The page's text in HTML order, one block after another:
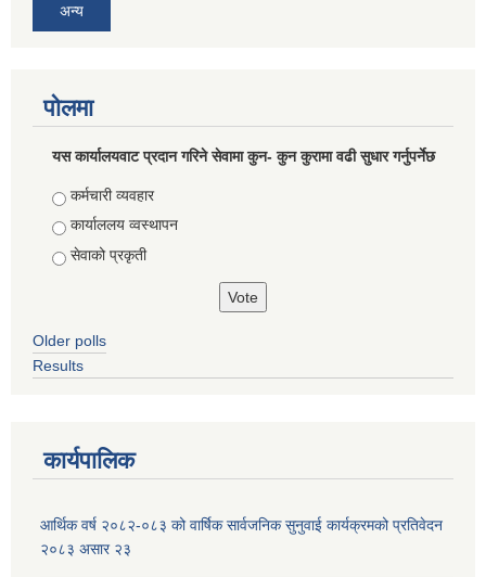
अन्य
पोलमा
यस कार्यालयवाट प्रदान गरिने सेवामा कुन- कुन कुरामा वढी सुधार गर्नुपर्नेछ
Choices
कर्मचारी व्यवहार
कार्याललय व्वस्थापन
सेवाको प्रकृती
Older polls
Results
कार्यपालिक
आर्थिक वर्ष २०८२-०८३ को वार्षिक सार्वजनिक सुनुवाई कार्यक्रमको प्रतिवेदन
२०८३ असार २३